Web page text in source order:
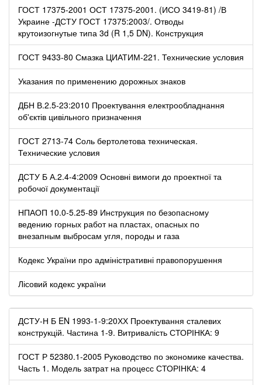
ГОСТ 17375-2001 ОСТ 17375-2001. (ИСО 3419-81) /В
Украине -ДСТУ ГОСТ 17375:2003/. Отводы
крутоизогнутые типа 3d (R 1,5 DN). Конструкция
ГОСТ 9433-80 Смазка ЦИАТИМ-221. Технические условия
Указания по применению дорожных знаков
ДБН В.2.5-23:2010 Проектування електрообладнання
об'єктів цивільного призначення
ГОСТ 2713-74 Соль бертолетова техническая.
Технические условия
ДСТУ Б А.2.4-4:2009 Основні вимоги до проектної та
робочої документації
НПАОП 10.0-5.25-89 Инструкция по безопасному
ведению горных работ на пластах, опасных по
внезапным выбросам угля, породы и газа
Кодекс України про адміністративні правопорушення
Лісовий кодекс україни
ДСТУ-Н Б EN 1993-1-9:20ХХ Проектування сталевих
конструкцій. Частина 1-9. Витривалість СТОРІНКА: 9
ГОСТ Р 52380.1-2005 Руководство по экономике качества.
Часть 1. Модель затрат на процесс СТОРІНКА: 4